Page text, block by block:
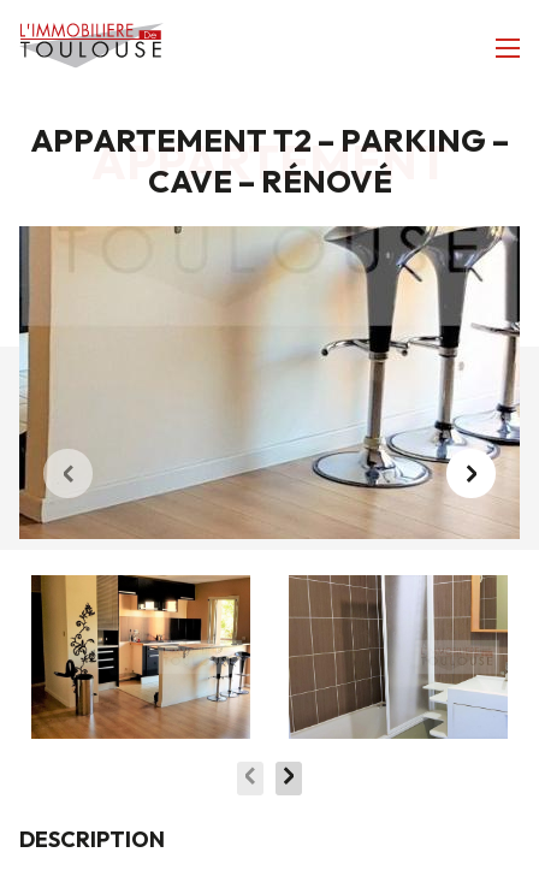
APPARTEMENT T2 – PARKING –
CAVE – RÉNOVÉ
APPARTEMENT
DESCRIPTION